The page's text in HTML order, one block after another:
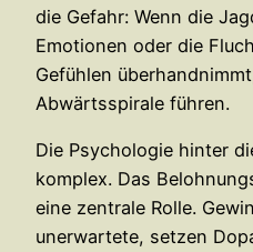
die Gefahr: Wenn die
Emotionen oder die
Gefühlen
Abwärtsspirale führen.
Die Psychologie hinter
komplex. Das
eine zentrale Rolle.
unerwartete, setzen